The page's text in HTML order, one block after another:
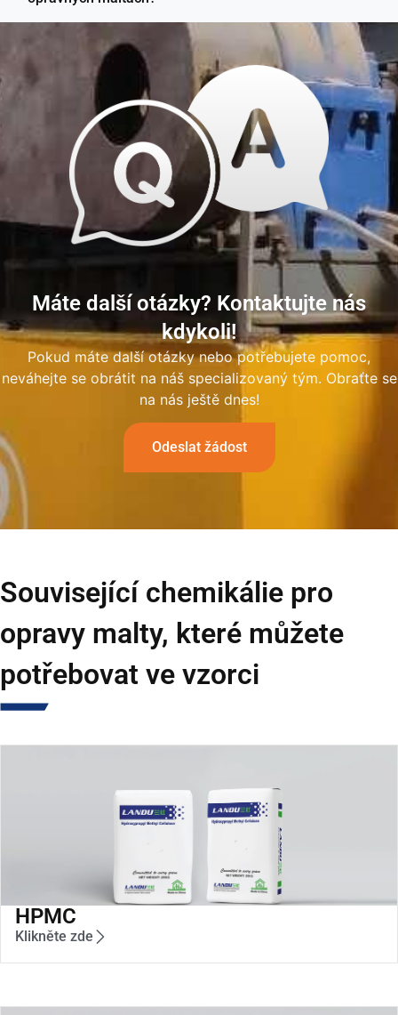
Máte další otázky? Kontaktujte nás
kdykoli!
Pokud máte další otázky nebo potřebujete pomoc,
neváhejte se obrátit na náš specializovaný tým. Obraťte se
na nás ještě dnes!
Odeslat žádost
Související chemikálie pro
opravy malty, které můžete
potřebovat ve vzorci
HPMC
Klikněte zde